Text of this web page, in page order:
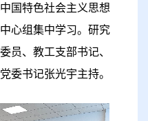
国特色社会主义思想
心组集中学习。研究
员、教工支部书记、
委书记张光宇主持。